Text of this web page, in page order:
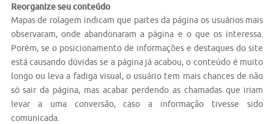
Reorganize seu conteúdo
Mapas de rolagem indicam que partes da página os usuários mais
observaram, onde abandonaram a página e o que os interessa.
Porém, se o posicionamento de informações e destaques do site
está causando dúvidas se a página já acabou, o conteúdo é muito
longo ou leva a fadiga visual, o usuário tem mais chances de não
só sair da página, mas acabar perdendo as chamadas que iriam
levar a uma conversão, caso a informação tivesse sido
comunicada.